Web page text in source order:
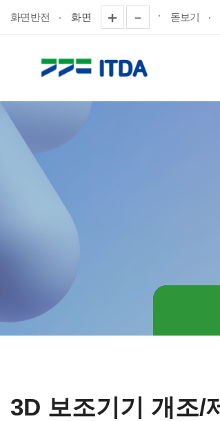
화면반전 화면 돋보기
3D 보조기기 개조/